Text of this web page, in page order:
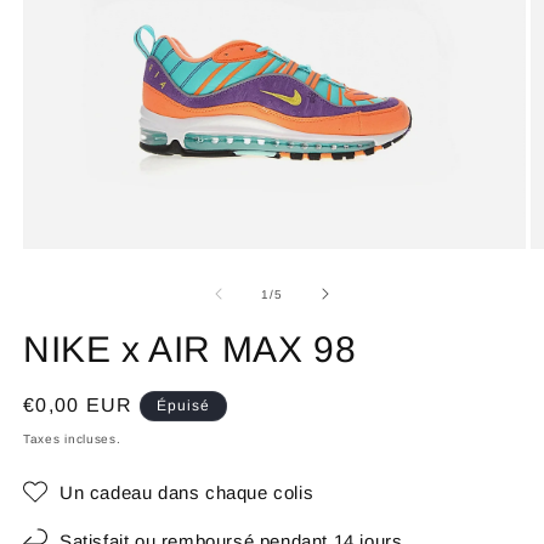
1/de
5
NIKE x AIR MAX 98
Prix
habituel
€0,00 EUR Épuisé
Taxes incluses.
Un cadeau dans chaque colis